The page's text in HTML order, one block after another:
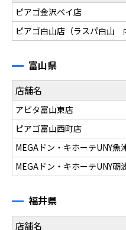
ピアゴ金沢ベイ店
ピアゴ白山店（ラスパ白山
富山県
店舗名
アピタ富山東店
ピアゴ富山西町店
MEGAドン・キホーテUNY魚
MEGAドン・キホーテUNY砺
福井県
店舗名